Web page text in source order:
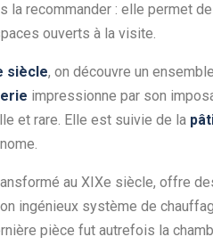
la recommander : elle permet
ouverts à la visite.
siècle, on découvre un
impressionne par son
et rare. Elle est suivie de la
au XIXe siècle, offre
ingénieux système de
pièce fut autrefois la